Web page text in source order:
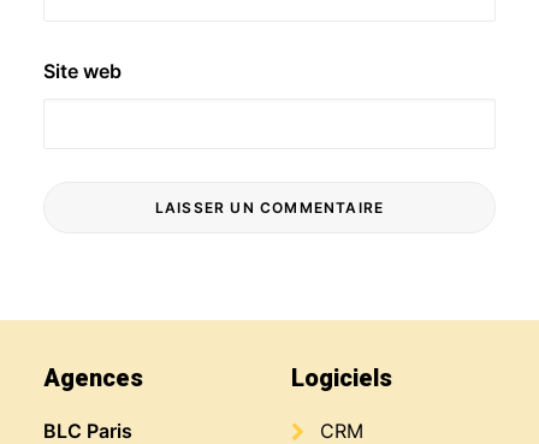
Site web
Agences
BLC Paris
Logiciels
CRM